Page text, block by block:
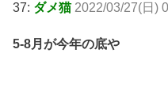
37: ダメ猫 2022/03/27(日)
5-8月が今年の底や